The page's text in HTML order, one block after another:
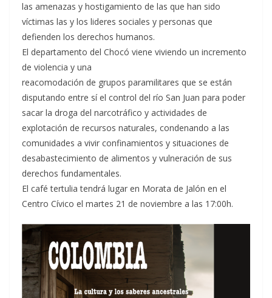
las amenazas y hostigamiento de las que han sido
víctimas las y los lideres sociales y personas que
defienden los derechos humanos.
El departamento del Chocó viene viviendo un incremento
de violencia y una
reacomodación de grupos paramilitares que se están
disputando entre sí el control del río San Juan para poder
sacar la droga del narcotráfico y actividades de
explotación de recursos naturales, condenando a las
comunidades a vivir confinamientos y situaciones de
desabastecimiento de alimentos y vulneración de sus
derechos fundamentales.
El café tertulia tendrá lugar en Morata de Jalón en el
Centro Cívico el martes 21 de noviembre a las 17:00h.